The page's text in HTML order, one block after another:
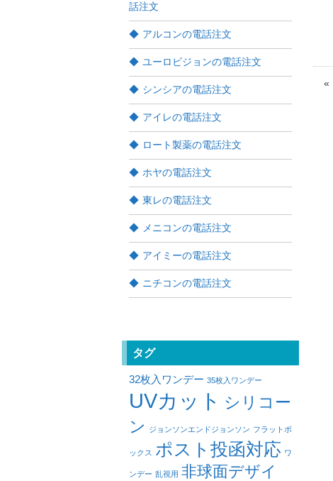
«
話注文
アルコンの電話注文
ユーロビジョンの電話注文
シンシアの電話注文
アイレの電話注文
ロート製薬の電話注文
ホヤの電話注文
東レの電話注文
メニコンの電話注文
アイミーの電話注文
ニチコンの電話注文
タグ
32枚入ワンデー 35枚入ワンデー
UVカット シリコー
ン
ジョンソンエンドジョンソン フラットボ
ックス ポスト投函対応 ワ
ンデー 乱視用 非球面デザイ